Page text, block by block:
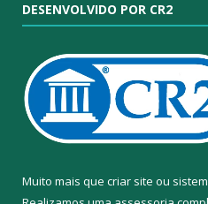
DESENVOLVIDO POR CR2
Muito mais que criar site ou